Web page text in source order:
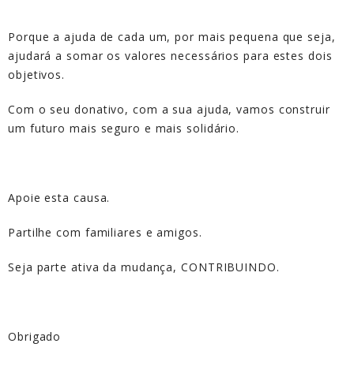
Porque a ajuda de cada um, por mais pequena que seja,
ajudará a somar os valores necessários para estes dois
objetivos.
Com o seu donativo, com a sua ajuda, vamos construir
um futuro mais seguro e mais solidário.
Apoie esta causa.
Partilhe com familiares e amigos.
Seja parte ativa da mudança, CONTRIBUINDO.
Obrigado